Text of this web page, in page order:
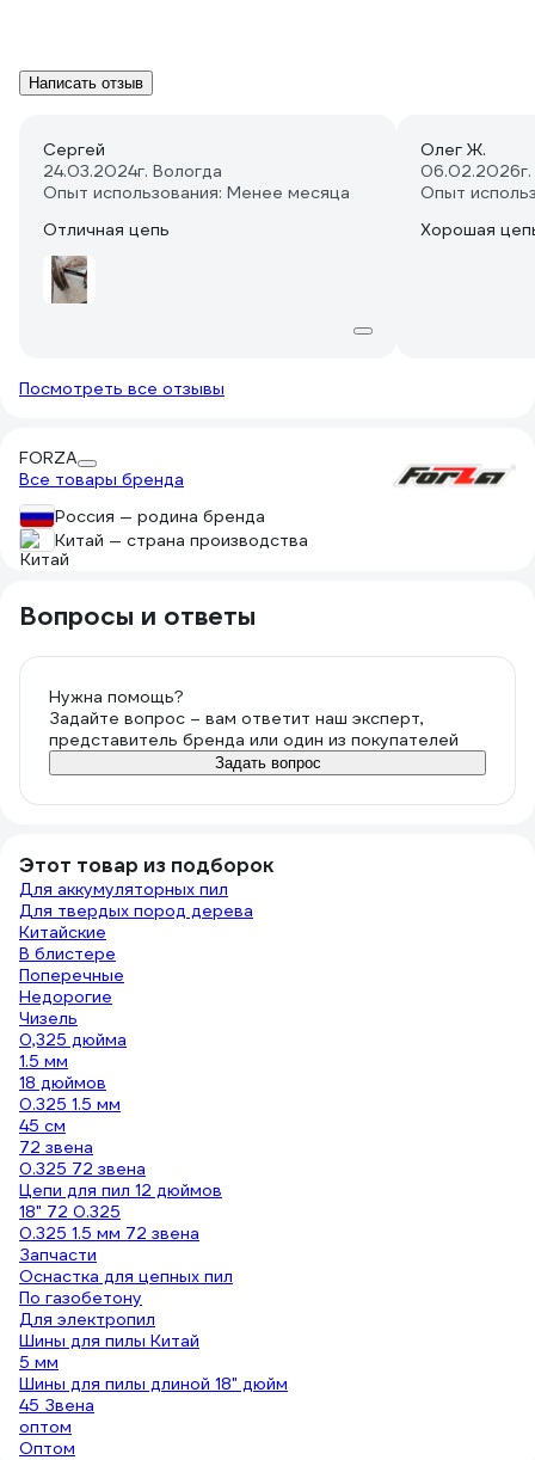
Написать отзыв
Сергей
24.03.2024г. Вологда
Опыт использования: Менее месяца
Отличная цепь
Олег Ж.
06.02.2026
Опыт
Хорошая
Посмотреть все отзывы
FORZA
Все товары бренда
Россия — родина бренда
Китай — страна производства
Вопросы и ответы
Нужна помощь?
Задайте вопрос – вам ответит наш эксперт,
представитель бренда или один из покупателей
Задать вопрос
Этот товар из подборок
Для аккумуляторных пил
Для твердых пород дерева
Китайские
В блистере
Поперечные
Недорогие
Чизель
0,325 дюйма
1.5 мм
18 дюймов
0.325 1.5 мм
45 см
72 звена
0.325 72 звена
Цепи для пил 12 дюймов
18" 72 0.325
0.325 1.5 мм 72 звена
Запчасти
Оснастка для цепных пил
По газобетону
Для электропил
Шины для пилы Китай
5 мм
Шины для пилы длиной 18" дюйм
45 Звена
оптом
Оптом